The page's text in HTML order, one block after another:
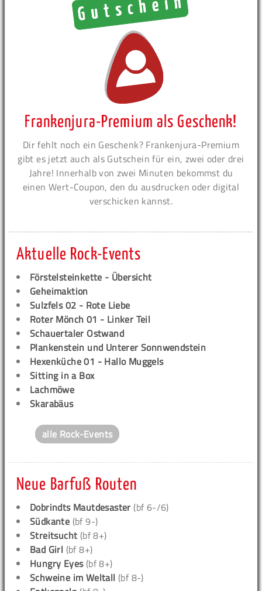
Frankenjura-Premium als Geschenk!
Dir fehlt noch ein Geschenk? Frankenjura-Premium
gibt es jetzt auch als Gutschein für ein, zwei oder drei
Jahre! Innerhalb von zwei Minuten bekommst du
einen Wert-Coupon, den du ausdrucken oder digital
verschicken kannst.
Aktuelle Rock-Events
Förstelsteinkette - Übersicht
Geheimaktion
Sulzfels 02 - Rote Liebe
Roter Mönch 01 - Linker Teil
Schauertaler Ostwand
Plankenstein und Unterer Sonnwendstein
Hexenküche 01 - Hallo Muggels
Sitting in a Box
Lachmöwe
Skarabäus
alle Rock-Events
Neue Barfuß Routen
Dobrindts Mautdesaster (bf 6-/6)
Südkante (bf 9-)
Streitsucht (bf 8+)
Bad Girl (bf 8+)
Hungry Eyes(bf 8+)
Schweine im Weltall (bf 8-)